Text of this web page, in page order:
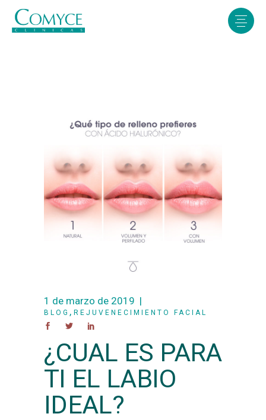
1 de marzo de 2019
BLOG , REJUVENECIMIENTO FACIAL
¿CUAL ES PARA
TI EL LABIO
IDEAL?